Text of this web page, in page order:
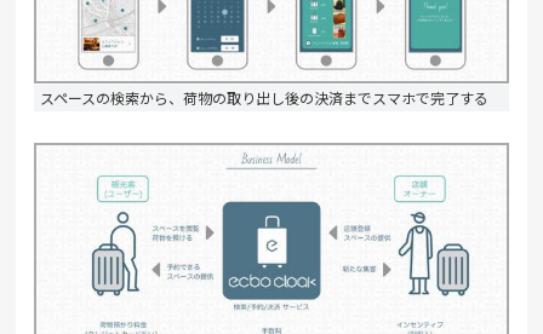
スペースの検索から、荷物の取り出し後の決済までスマホで完了する